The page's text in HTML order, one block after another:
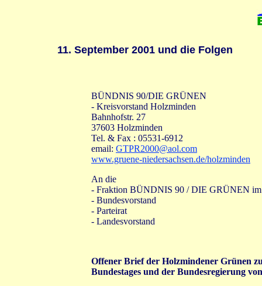
11. September 2001 und die Folgen
BÜNDNIS 90/DIE GRÜNEN
- Kreisvorstand Holzminden
Bahnhofstr. 27
37603 Holzminden
Tel. & Fax : 05531-6912
email: GTPR2000@aol.com
www.gruene-niedersachsen.de/holzminden
An die
- Fraktion BÜNDNIS 90 / DIE GRÜNEN im
- Bundesvorstand
- Parteirat
- Landesvorstand
Offener Brief der Holzmindener Grünen
Bundestages und der Bundesregierung